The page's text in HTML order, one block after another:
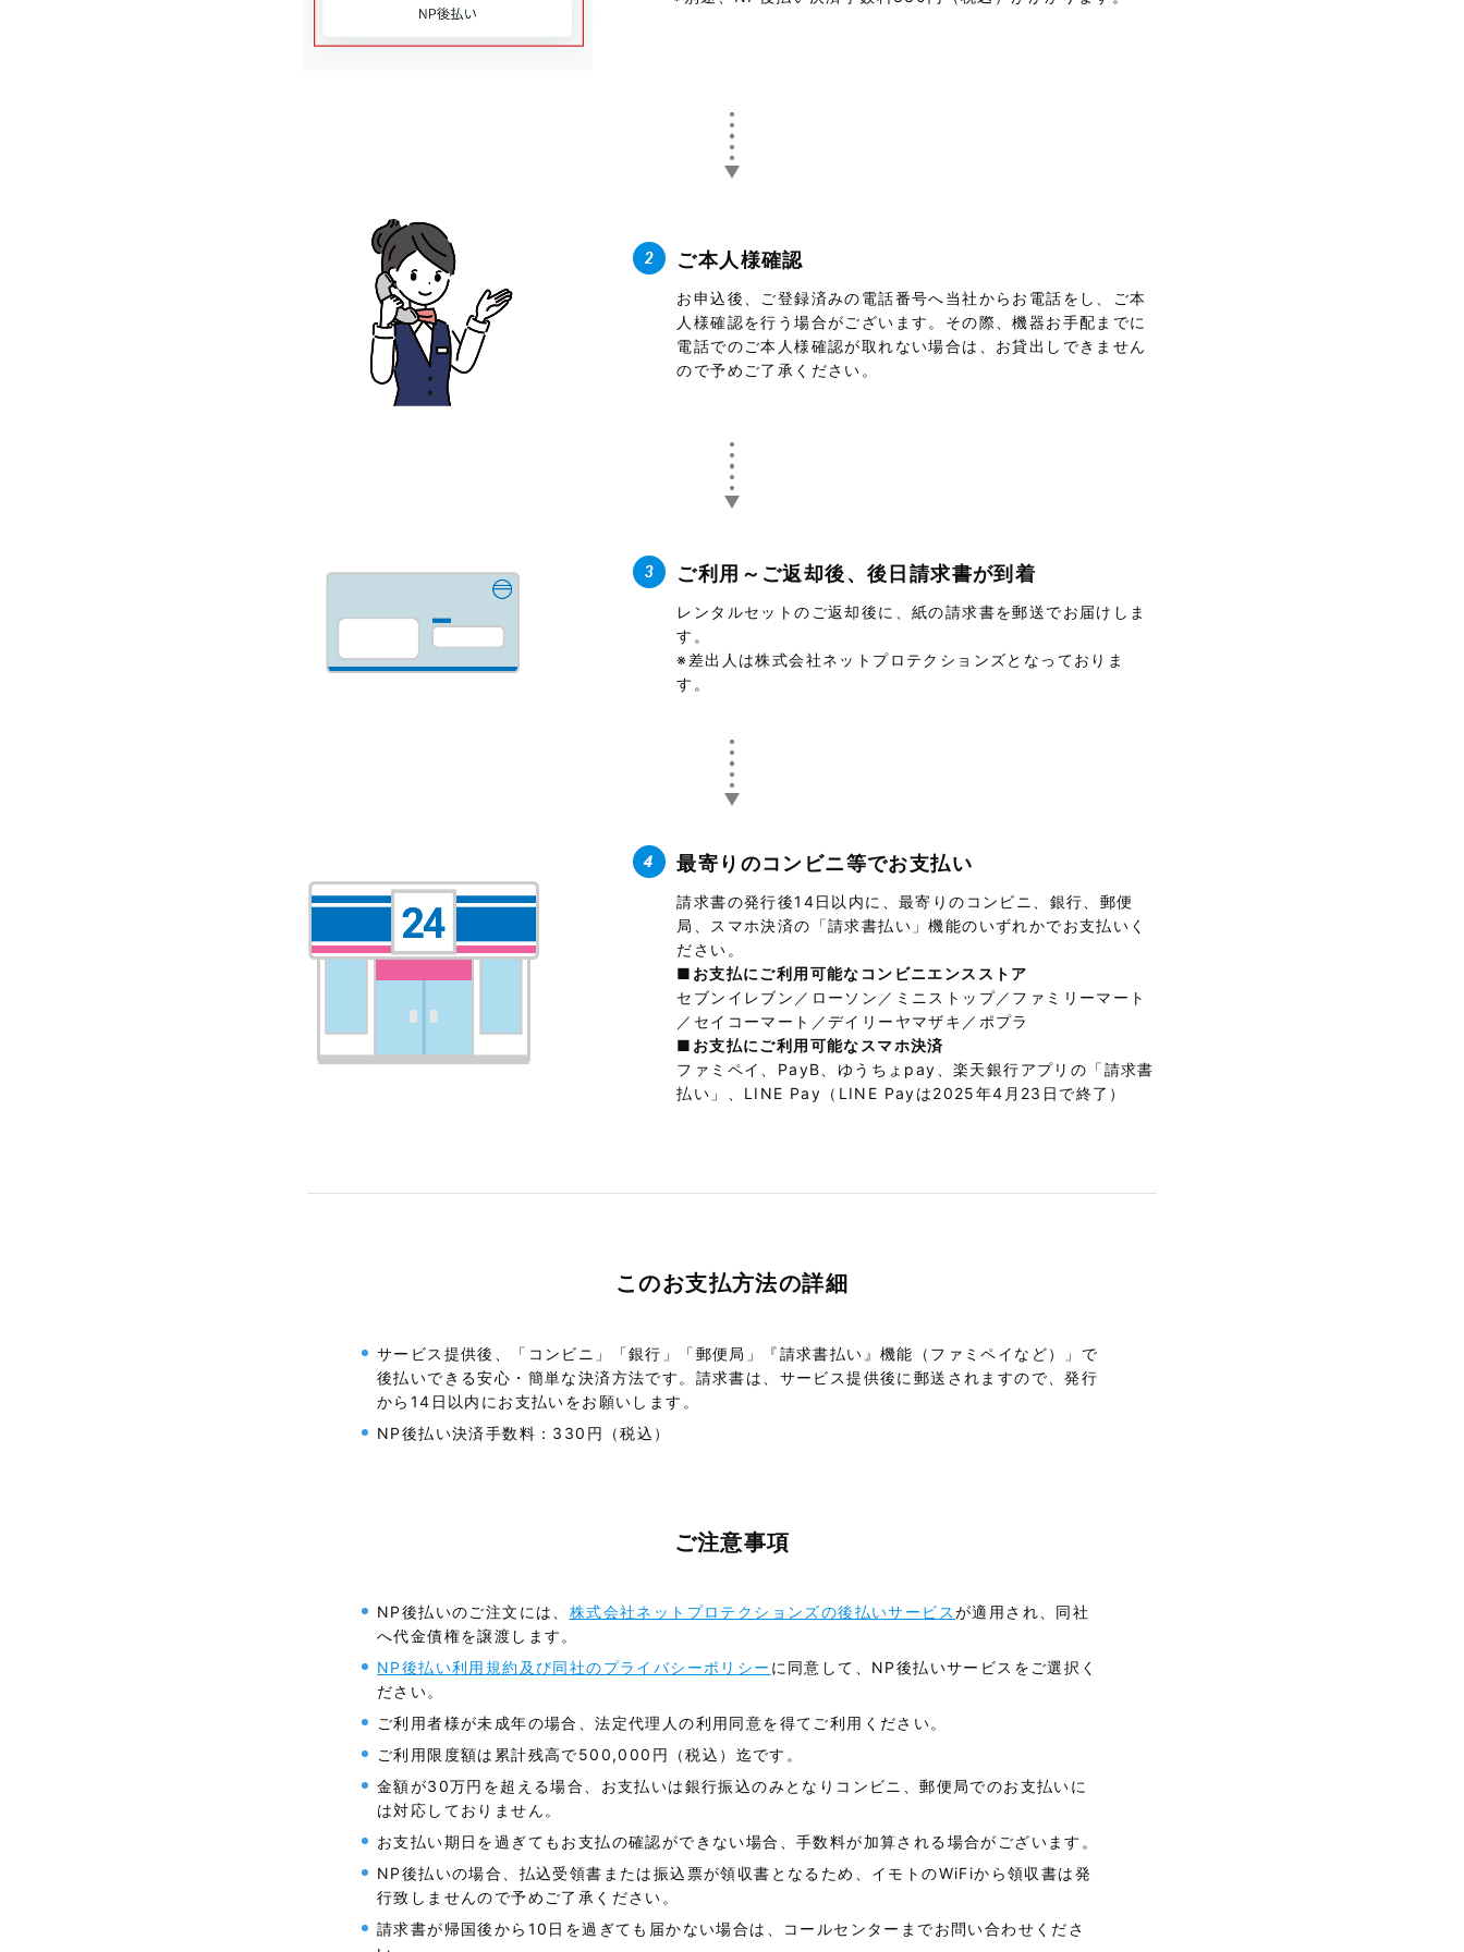
ご本人様確認
お申込後、ご登録済みの電話番号へ当社からお電話をし、ご本
人様確認を行う場合がございます。その際、機器お手配までに
電話でのご本人様確認が取れない場合は、お貸出しできません
ので予めご了承ください。
ご利用～ご返却後、後日請求書が到着
レンタルセットのご返却後に、紙の請求書を郵送でお届けしま
す。
※差出人は株式会社ネットプロテクションズとなっておりま
す。
最寄りのコンビニ等でお支払い
請求書の発行後14日以内に、最寄りのコンビニ、銀行、郵便
局、スマホ決済の「請求書払い」機能のいずれかでお支払いく
ださい。
■お支払にご利用可能なコンビニエンスストア
セブンイレブン／ローソン／ミニストップ／ファミリーマート
／セイコーマート／デイリーヤマザキ／ポプラ
■お支払にご利用可能なスマホ決済
ファミペイ、PayB、ゆうちょpay、楽天銀行アプリの「請求書
払い」、LINE Pay（LINE Payは2025年4月23日で終了）
このお支払方法の詳細
サービス提供後、「コンビニ」「銀行」「郵便局」『請求書払い』機能（ファミペイなど）」で
後払いできる安心・簡単な決済方法です。請求書は、サービス提供後に郵送されますので、発行
から14日以内にお支払いをお願いします。
NP後払い決済手数料：330円（税込）
ご注意事項
NP後払いのご注文には、 株式会社ネットプロテクションズの後払いサービスが適用され、同社
へ代金債権を譲渡します。
NP後払い利用規約及び同社のプライバシーポリシー に同意して、NP後払いサービスをご選択く
ださい。
ご利用者様が未成年の場合、法定代理人の利用同意を得てご利用ください。
ご利用限度額は累計残高で500,000円（税込）迄です。
金額が30万円を超える場合、お支払いは銀行振込のみとなりコンビニ、郵便局でのお支払いに
は対応しておりません。
お支払い期日を過ぎてもお支払の確認ができない場合、手数料が加算される場合がございます。
NP後払いの場合、払込受領書または振込票が領収書となるため、イモトのWiFiから領収書は発
行致しませんので予めご了承ください。
請求書が帰国後から10日を過ぎても届かない場合は、コールセンターまでお問い合わせくださ